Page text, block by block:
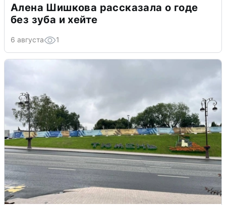
Алена Шишкова рассказала о годе
без зуба и хейте
6 августа 1